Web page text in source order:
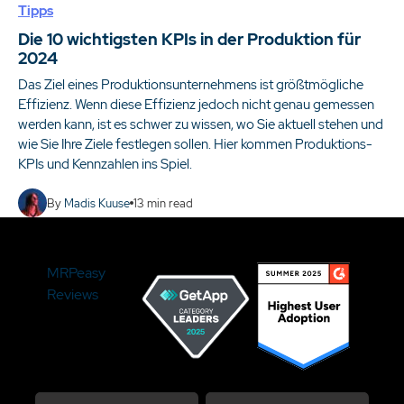
Tipps
Die 10 wichtigsten KPIs in der Produktion für
2024
Das Ziel eines Produktionsunternehmens ist größtmögliche
Effizienz. Wenn diese Effizienz jedoch nicht genau gemessen
werden kann, ist es schwer zu wissen, wo Sie aktuell stehen und
wie Sie Ihre Ziele festlegen sollen. Hier kommen Produktions-
KPIs und Kennzahlen ins Spiel.
By Madis Kuuse 13 min read
MRPeasy
Reviews